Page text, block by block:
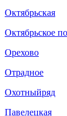
Октябрьская
Октябрьское
Орехово
Отрадное
Охотныйряд
Павелецкая